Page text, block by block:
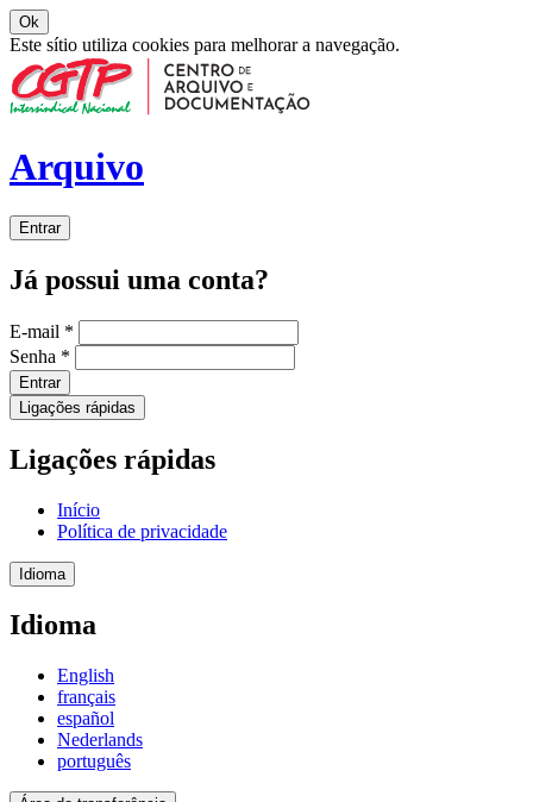
Ok
Este sítio utiliza cookies para melhorar a navegação.
Arquivo
Entrar
Já possui uma conta?
E-mail *
Senha *
Entrar
Ligações rápidas
Ligações rápidas
Início
Política de privacidade
Idioma
Idioma
English
français
español
Nederlands
português